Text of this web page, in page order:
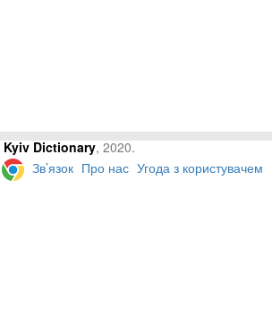
Kyiv Dictionary, 2020.
Зв’язок Про нас Угода з користувачем